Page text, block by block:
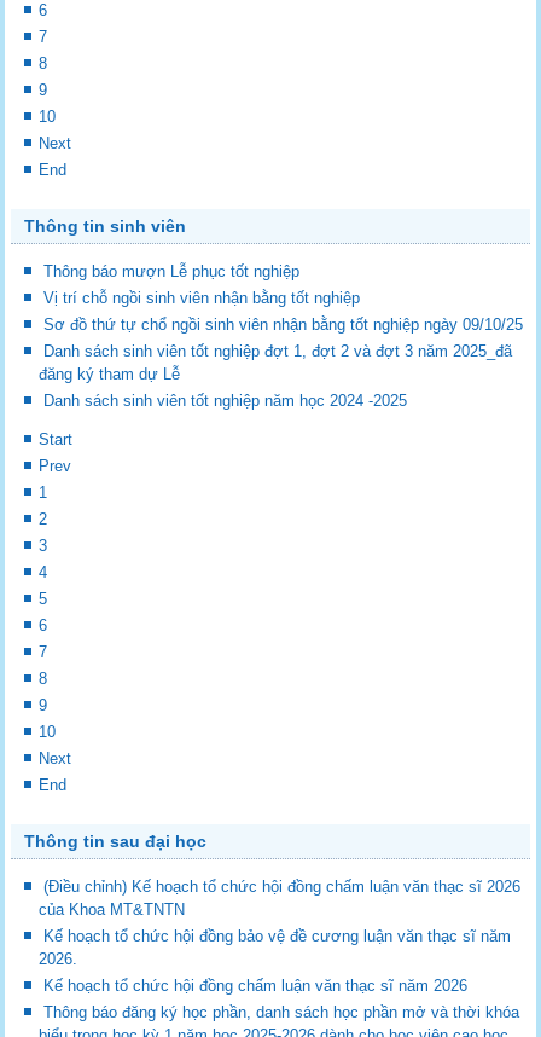
6
7
8
9
10
Next
End
Thông tin sinh viên
Thông báo mượn Lễ phục tốt nghiệp
Vị trí chỗ ngồi sinh viên nhận bằng tốt nghiệp
Sơ đồ thứ tự chổ ngồi sinh viên nhận bằng tốt nghiệp ngày 09/10/25
Danh sách sinh viên tốt nghiệp đợt 1, đợt 2 và đợt 3 năm 2025_đã
đăng ký tham dự Lễ
Danh sách sinh viên tốt nghiệp năm học 2024 -2025
Start
Prev
1
2
3
4
5
6
7
8
9
10
Next
End
Thông tin sau đại học
(Điều chỉnh) Kế hoạch tổ chức hội đồng chấm luận văn thạc sĩ 2026
của Khoa MT&TNTN
Kế hoạch tổ chức hội đồng bảo vệ đề cương luận văn thạc sĩ năm
2026.
Kế hoạch tổ chức hội đồng chấm luận văn thạc sĩ năm 2026
Thông báo đăng ký học phần, danh sách học phần mở và thời khóa